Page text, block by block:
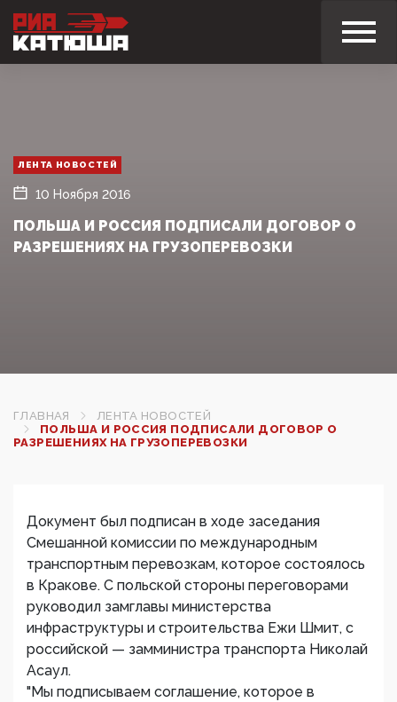
ЛЕНТА НОВОСТЕЙ
10 Ноября 2016
ПОЛЬША И РОССИЯ ПОДПИСАЛИ ДОГОВОР О
РАЗРЕШЕНИЯХ НА ГРУЗОПЕРЕВОЗКИ
ГЛАВНАЯ
ЛЕНТА НОВОСТЕЙ
ПОЛЬША И РОССИЯ ПОДПИСАЛИ ДОГОВОР О
РАЗРЕШЕНИЯХ НА ГРУЗОПЕРЕВОЗКИ
Документ был подписан в ходе заседания
Смешанной комиссии по международным
транспортным перевозкам, которое состоялось
в Кракове. С польской стороны переговорами
руководил замглавы министерства
инфраструктуры и строительства Ежи Шмит, с
российской — замминистра транспорта Николай
Асаул.
"Мы подписываем соглашение, которое в